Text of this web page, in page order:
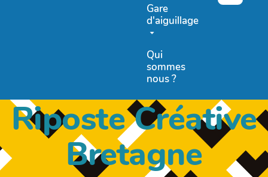
Gare
d'aiguillage
Qui
sommes
nous ?
Riposte Créative
Bretagne